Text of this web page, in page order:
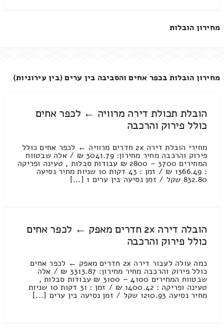
מחירון הובלות
מחירון הובלות בכפר אחים והסביבה בין ערים (בין עירוניות)
הובלת תכולת דירה מרוויה ← לכפר אחים
כולל פירוק והרכבה
מחירי הובלת דירה 2x חדרים מרוויה ← לכפר אחים כולל
פירוק והרכבה מחיר מחירון: 3041.79 ₪ / אלה שבטווח
המחירים 3700 – 2800 ₪ עבודות סבלות , טעינה ופריקה
: 1366.49 ₪ / זמן : 43 דקות 10 שניות מחיר נסיעה
832.80 שקל / זמן נסיעה בין ערים 1 [...]
הובלה דירה 2x חדרים מאפק ← לכפר אחים
כולל פירוק והרכבה
כמה עולה לעבור דירה 2x חדרים מאפק ← לכפר אחים
כולל פירוק והרכבה מחיר מחירון: 3313.87 ₪ / אלה
שבטווח המחירים 4100 – 3100 ₪ עבודות סבלות ,
טעינה ופריקה : 1400.42 ₪ / זמן : 31 דקות 10 שניות
מחיר נסיעה 1210.93 שקל / זמן נסיעה בין ערים [...]